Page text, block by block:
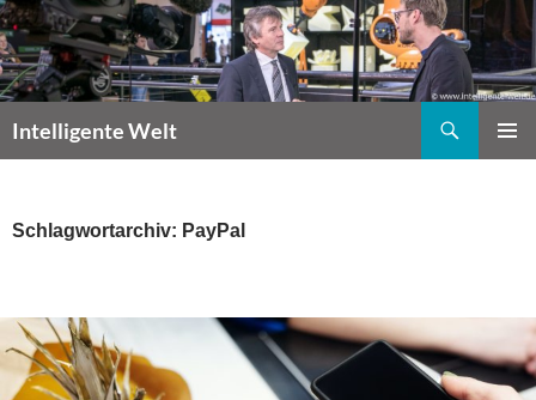
Zum
Inhalt
springen
Intelligente Welt
Schlagwortarchiv: PayPal